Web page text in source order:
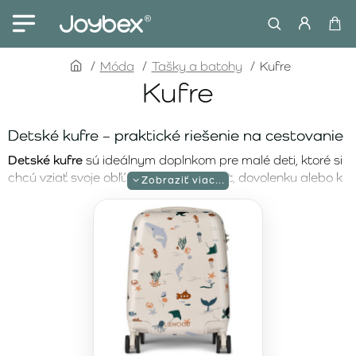
Kufre
homeMóda Tašky a batohy Kufre
Detské kufre – praktické riešenie na cestovanie
Detské kufre sú ideálnym doplnkom pre malé deti, ktoré si
chcú vziať svoje obľúbené veci na výlet, dovolenku alebo k
starým rodičom. Tieto kufre poskytujú dostatok úložného
priestoru na oblečenie, hračky či iné drobnosti, pričom sú
navrhnuté tak, aby boli ľahké, odolné a jednoduché na
Štýlové a funkčné detské kufre
Ak hľadáte detský kufor, ktorý kombinuje praktickosť a
štýlový dizajn, skvelou voľbou je
Childhome Mini Traveller Teddy Off White
ponúka dostatok miesta na všetky nevyhnutnosti, pričom